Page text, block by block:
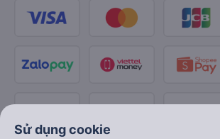
Sử dụng cookie